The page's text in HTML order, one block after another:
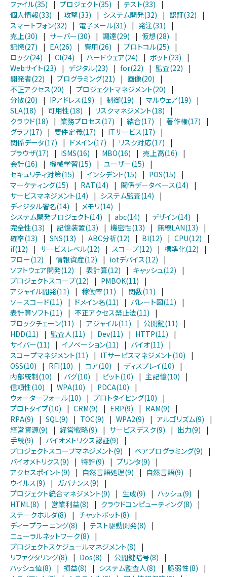
ファイル(35) | プロジェクト(35) | テスト(33)
|
個人情報(33)
| 攻撃(33) | システム開発(32) | 認証(32)
|
スマートフォン(32)
| 電子メール(31) | 発注(31)
|
売上(30)
| サーバー(30) | 調達(29) | 仮想(28)
|
記憶(27)
| EA(26) | 費用(26) | プロトコル(25)
|
ロック(24)
| CI(24) | ハードウェア(24) | ボット(23)
|
Webサイト(23)
| デジタル(23) | for(22) | 監査(22)
|
開発者(22)
| プログラミング(21) | 画像(20)
|
不正アクセス(20)
| プロジェクトマネジメント(20)
|
分散(20)
| IPアドレス(19) | 制御(19) | マルウェア(19)
|
SLA(18)
| 可用性(18) | リスクマネジメント(18)
|
クラウド(18)
| 業務プロセス(17) | 結合(17) | 著作権(17)
|
グラフ(17)
| 要件定義(17) | ITサービス(17)
|
関係データ(17)
| ドメイン(17) | リスク対応(17)
|
ブラウザ(17)
| ISMS(16) | MBO(16) | 売上高(16)
|
会計(16)
| 機械学習(15) | ユーザー(15)
|
セキュリティ対策(15)
| インシデント(15) | POS(15)
|
マーケティング(15)
| RAT(14) | 関係データベース(14)
|
サービスマネジメント(14)
| システム監査(14)
|
ディジタル署名(14)
| メモリ(14)
|
システム開発プロジェクト(14)
| abc(14) | デザイン(14)
|
完全性(13)
| 記憶装置(13) | 機密性(13) | 無線LAN(13)
|
確率(13)
| SNS(13) | ABC分析(12) | BI(12) | CPU(12)
|
if(12)
| サービスレベル(12) | スコープ(12) | 標準化(12)
|
フロー(12)
| 情報資産(12) | iotデバイス(12)
|
ソフトウェア開発(12)
| 表計算(12) | キャッシュ(12)
|
プロジェクトスコープ(12)
| PMBOK(11)
|
アジャイル開発(11)
| 稼働率(11) | 関数(11)
|
ソースコード(11)
| ドメイン名(11) | パレート図(11)
|
表計算ソフト(11)
| 不正アクセス禁止法(11)
|
ブロックチェーン(11)
| アジャイル(11) | 公開鍵(11)
|
HDD(11)
| 監査人(11) | Dev(11) | HTTP(11)
|
サイバー(11)
| イノベーション(11) | バイオ(11)
|
スコープマネジメント(11)
| ITサービスマネジメント(10)
|
OSS(10)
| RFI(10) | コア(10) | ディスプレイ(10)
|
内部統制(10)
| バグ(10) | ビット(10) | 主記憶(10)
|
信頼性(10)
| WPA(10) | PDCA(10)
|
ウォーターフォール(10)
| プロトタイピング(10)
|
プロトタイプ(10)
| CRM(9) | ERP(9) | RAM(9)
|
RPA(9)
| SQL(9) | TOC(9) | WPA2(9) | アルゴリズム(9)
|
経営資源(9)
| 経営戦略(9) | サービスデスク(9) | 出力(9)
|
手続(9)
| バイオメトリクス認証(9)
|
プロジェクトスコープマネジメント(9)
| ペアプログラミング(9)
|
バイオメトリクス(9)
| 特許(9) | プリンタ(9)
|
アクセスポイント(9)
| 自然言語処理(9) | 自然言語(9)
|
ウイルス(9)
| ガバナンス(9)
|
プロジェクト統合マネジメント(9)
| 生成(9) | ハッシュ(9)
|
HTML(8)
| 営業利益(8) | クラウドコンピューティング(8)
|
ステークホルダ(8)
| チャットボット(8)
|
ディープラーニング(8)
| テスト駆動開発(8)
|
ニューラルネットワーク(8)
|
プロジェクトスケジュールマネジメント(8)
|
リファクタリング(8)
| Dos(8) | 公開鍵暗号(8)
|
ハッシュ値(8)
| 損益(8) | システム監査人(8) | 脆弱性(8)
|